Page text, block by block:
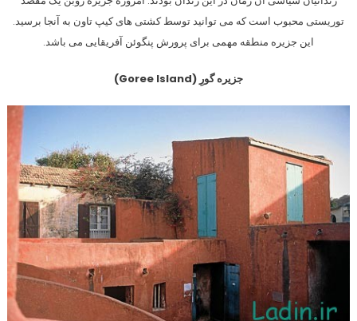
توریستی محبوب است که می توانید توسط کشتی های کیپ تاون به آنجا برسید.
این جزیره منطقه مهمی برای پرورش پنگوئن آفریقایی می باشد.
جزیره گورِ (Goree Island)